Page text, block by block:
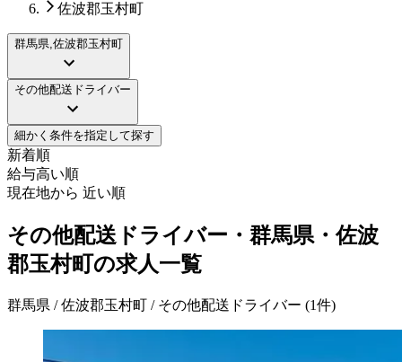
佐波郡玉村町
群馬県,佐波郡玉村町
その他配送ドライバー
細かく条件を指定して探す
新着順
給与高い順
現在地から 近い順
その他配送ドライバー・群馬県・佐波
郡玉村町の求人一覧
群馬県 / 佐波郡玉村町 / その他配送ドライバー (1件)